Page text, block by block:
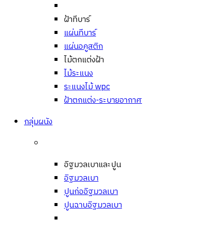
ฝ้าทีบาร์
แผ่นทีบาร์
แผ่นอคูสติก
ไม้ตกแต่งฝ้า
ไม้ระแนง
ระแนงไม้ wpc
ฝ้าตกแต่ง-ระบายอากาศ
กลุ่มผนัง
อิฐมวลเบาและปูน
อิฐมวลเบา
ปูนก่ออิฐมวลเบา
ปูนฉาบอิฐมวลเบา